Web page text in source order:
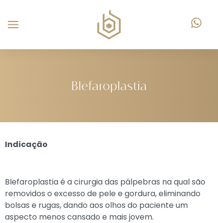
Blefaroplastia
Indicação
Blefaroplastia é a cirurgia das pálpebras na qual são
removidos o excesso de pele e gordura, eliminando
bolsas e rugas, dando aos olhos do paciente um
aspecto menos cansado e mais jovem.